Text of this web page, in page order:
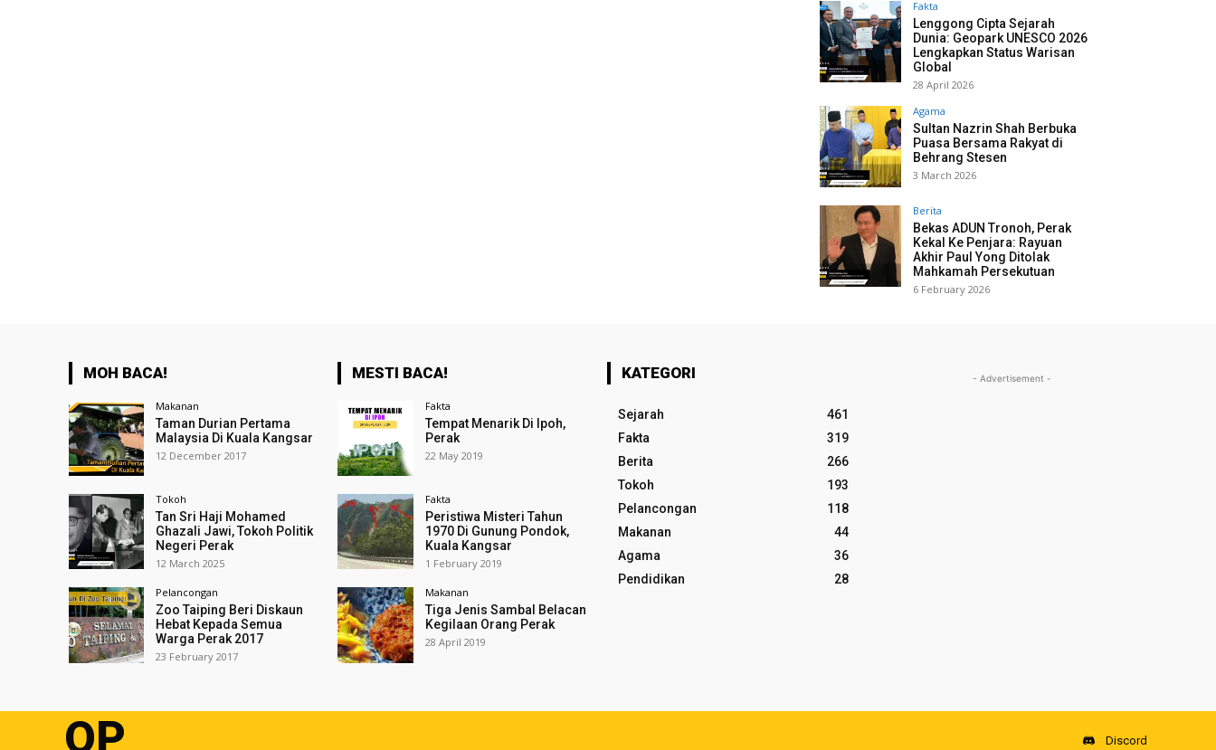
Fakta
Lenggong Cipta Sejarah
Dunia: Geopark UNESCO 2026
Lengkapkan Status Warisan
Global
28 April 2026
Agama
Sultan Nazrin Shah Berbuka
Puasa Bersama Rakyat di
Behrang Stesen
3 March 2026
Berita
Bekas ADUN Tronoh, Perak
Kekal Ke Penjara: Rayuan
Akhir Paul Yong Ditolak
Mahkamah Persekutuan
6 February 2026
MOH BACA!
Makanan
Taman Durian Pertama
Malaysia Di Kuala Kangsar
12 December 2017
Tokoh
Tan Sri Haji Mohamed
Ghazali Jawi, Tokoh Politik
Negeri Perak
12 March 2025
Pelancongan
Zoo Taiping Beri Diskaun
Hebat Kepada Semua
Warga Perak 2017
23 February 2017
MESTI BACA!
Fakta
Tempat Menarik Di Ipoh,
Perak
22 May 2019
Fakta
Peristiwa Misteri Tahun
1970 Di Gunung Pondok,
Kuala Kangsar
1 February 2019
Makanan
Tiga Jenis Sambal Belacan
Kegilaan Orang Perak
28 April 2019
KATEGORI
Sejarah
461
Fakta
319
Berita
266
Tokoh
193
Pelancongan
118
Makanan
44
Agama
36
Pendidikan
28
- Advertisement -
OP Discord